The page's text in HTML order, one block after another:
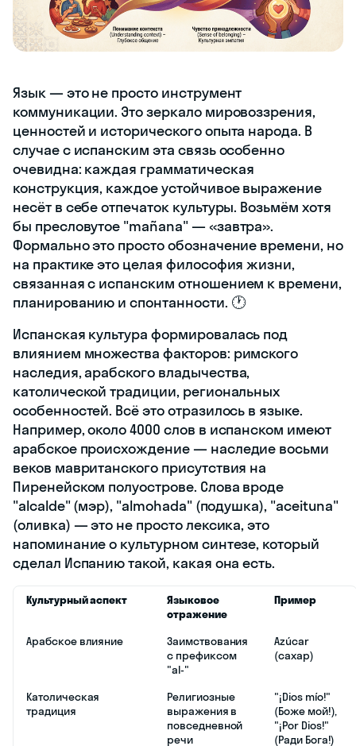
Язык — это не просто инструмент
коммуникации. Это зеркало мировоззрения,
ценностей и исторического опыта народа. В
случае с испанским эта связь особенно
очевидна: каждая грамматическая
конструкция, каждое устойчивое выражение
несёт в себе отпечаток культуры. Возьмём хотя
бы пресловутое "mañana" — «завтра».
Формально это просто обозначение времени, но
на практике это целая философия жизни,
связанная с испанским отношением к времени,
планированию и спонтанности. 🕐
Испанская культура формировалась под
влиянием множества факторов: римского
наследия, арабского владычества,
католической традиции, региональных
особенностей. Всё это отразилось в языке.
Например, около 4000 слов в испанском имеют
арабское происхождение — наследие восьми
веков мавританского присутствия на
Пиренейском полуострове. Слова вроде
"alcalde" (мэр), "almohada" (подушка), "aceituna"
(оливка) — это не просто лексика, это
напоминание о культурном синтезе, который
сделал Испанию такой, какая она есть.
Культурный аспект
Языковое
отражение
Пример
Арабское влияние
Заимствования
с префиксом
"al-"
Azúcar
(сахар)
Католическая
традиция
Религиозные
выражения в
повседневной
речи
"¡Dios mío!"
(Боже мой!),
"¡Por Dios!"
(Ради Бога!)